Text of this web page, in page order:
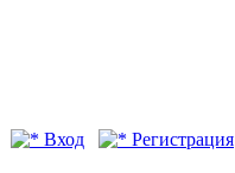
Вход
Регистрация